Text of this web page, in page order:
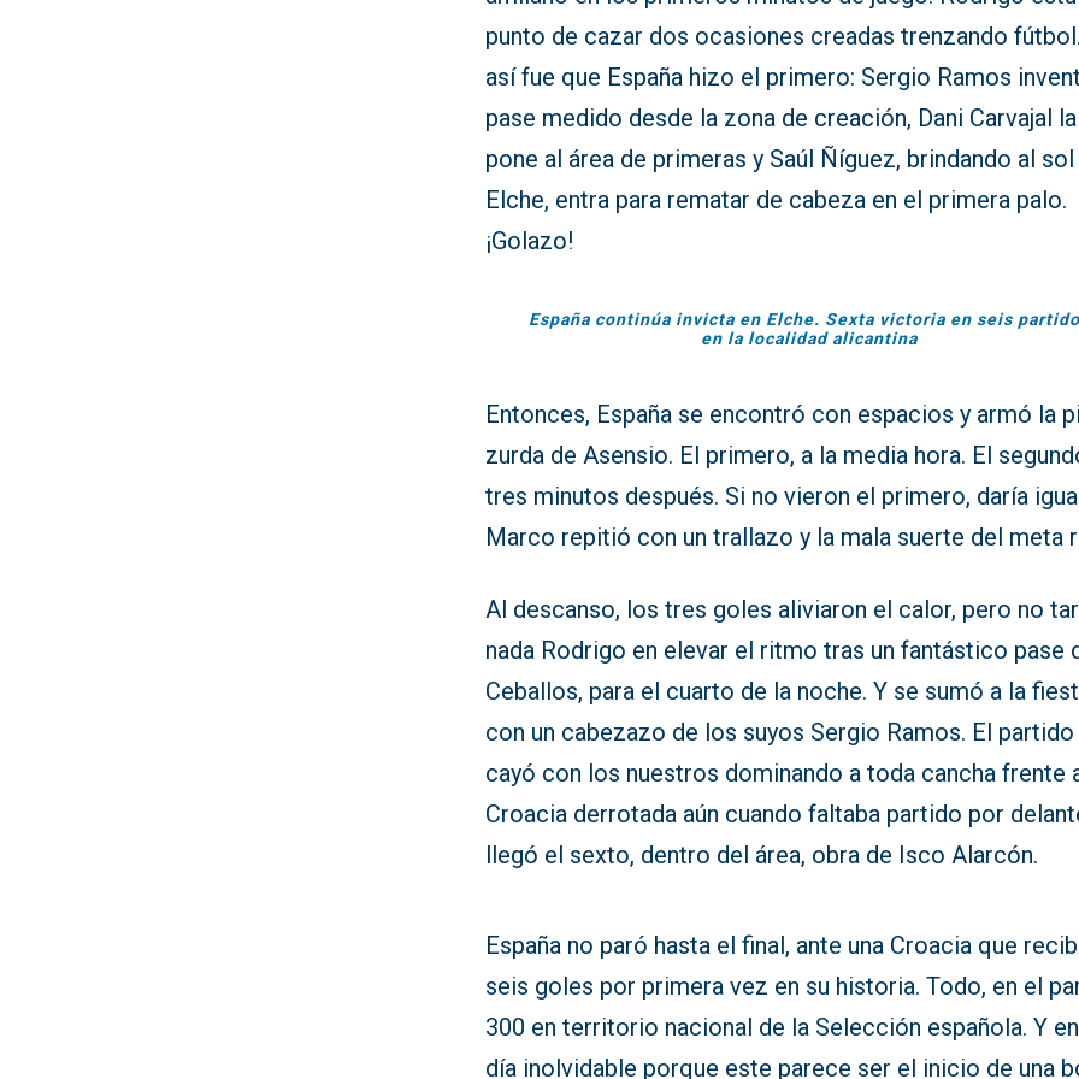
punto de cazar dos ocasiones creadas trenzando
así fue que España hizo el primero: Sergio Ramos
pase medido desde la zona de creación, Dani Carvajal la
pone al área de primeras y Saúl Ñíguez, brindando al sol
Elche, entra para rematar de cabeza en el primera palo.
¡Golazo!
España continúa invicta en Elche. Sexta victoria en seis
en la localidad alicantina
Entonces, España se encontró con espacios y armó la
zurda de Asensio. El primero, a la media hora. El
tres minutos después. Si no vieron el primero, daría
Marco repitió con un trallazo y la mala suerte del meta
Al descanso, los tres goles aliviaron el calor, pero no
nada Rodrigo en elevar el ritmo tras un fantástico pase
Ceballos, para el cuarto de la noche. Y se sumó a la
con un cabezazo de los suyos Sergio Ramos. El partido
cayó con los nuestros dominando a toda cancha frente
Croacia derrotada aún cuando faltaba partido por
llegó el sexto, dentro del área, obra de Isco Alarcón.
España no paró hasta el final, ante una Croacia que
seis goles por primera vez en su historia. Todo, en el
300 en territorio nacional de la Selección española. Y
día inolvidable porque este parece ser el inicio de una